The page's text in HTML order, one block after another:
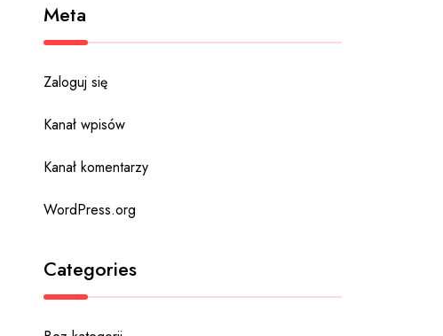
Meta
Zaloguj się
Kanał wpisów
Kanał komentarzy
WordPress.org
Categories